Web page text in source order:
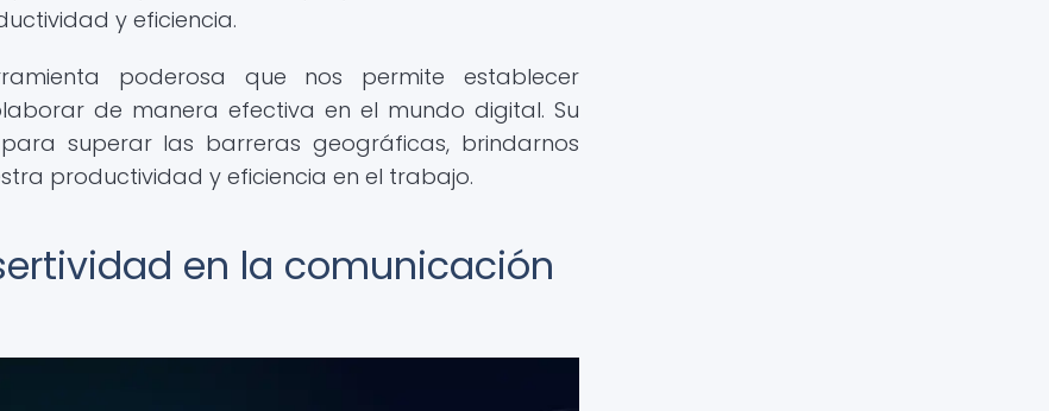
y eficiencia.
poderosa que nos permite establecer
de manera efectiva en el mundo digital. Su
superar las barreras geográficas, brindarnos
productividad y eficiencia en el trabajo.
en la comunicación